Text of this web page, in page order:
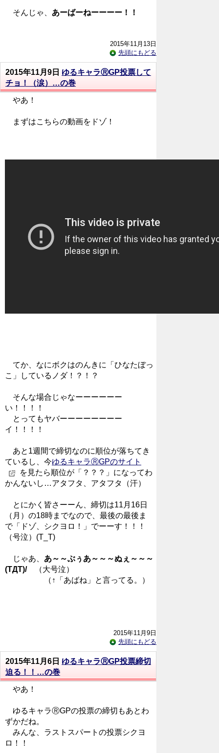
そんじゃ、 あーばーねーーーー！！
2015年11月13日
先頭にもどる
2015年11月9日 ゆるキャラⓇGP投票して
チョ！（涙）…の巻
やあ！
まずはこちらの動画をドゾ！
てか、なにボクはのんきに「ひなたぼっ
こ」しているノダ！？！？
そんな場合じゃなーーーーーー
い！！！！
とってもヤバーーーーーーーー
イ！！！！
あと1週間で締切なのに順位が落ちてき
ているし、今ゆるキャラⓇGPのサイト
を見たら順位が「？？？」になってわ
かんないし…アタフタ、アタフタ（汗）
とにかく皆さーーん、締切は11月16日
（月）の18時までなので、最後の最後ま
で「ドゾ、シクヨロ！」でーーす！！！
（号泣）(T_T)
じゃあ、 あ～～ぶぅあ～～～ぬぇ～～～
(TДT)/
（大号泣）
（↑「あばね」と言ってる。）
2015年11月9日
先頭にもどる
2015年11月6日 ゆるキャラⓇGP投票締切
迫る！！…の巻
やあ！
ゆるキャラⓇGPの投票の締切もあとわ
ずかだね。
みんな、ラストスパートの投票シクヨ
ロ！！